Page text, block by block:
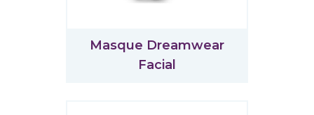
Masque Dreamwear
Facial